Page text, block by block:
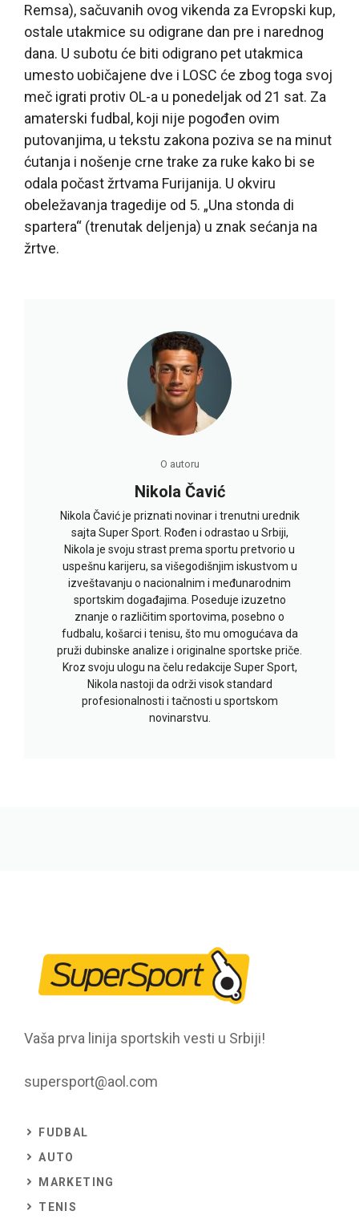
Remsa), sačuvanih ovog vikenda za Evropski kup,
ostale utakmice su odigrane dan pre i narednog
dana. U subotu će biti odigrano pet utakmica
umesto uobičajene dve i LOSC će zbog toga svoj
meč igrati protiv OL-a u ponedeljak od 21 sat. Za
amaterski fudbal, koji nije pogođen ovim
putovanjima, u tekstu zakona poziva se na minut
ćutanja i nošenje crne trake za ruke kako bi se
odala počast žrtvama Furijanija. U okviru
obeležavanja tragedije od 5. „Una stonda di
spartera“ (trenutak deljenja) u znak sećanja na
žrtve.
O autoru
Nikola Čavić
Nikola Čavić je priznati novinar i trenutni urednik
sajta Super Sport. Rođen i odrastao u Srbiji,
Nikola je svoju strast prema sportu pretvorio u
uspešnu karijeru, sa višegodišnjim iskustvom u
izveštavanju o nacionalnim i međunarodnim
sportskim događajima. Poseduje izuzetno
znanje o različitim sportovima, posebno o
fudbalu, košarci i tenisu, što mu omogućava da
pruži dubinske analize i originalne sportske priče.
Kroz svoju ulogu na čelu redakcije Super Sport,
Nikola nastoji da održi visok standard
profesionalnosti i tačnosti u sportskom
novinarstvu.
Vaša prva linija sportskih vesti u Srbiji!
supersport@aol.com
FUDBAL
AUTO
MARKETING
TENIS